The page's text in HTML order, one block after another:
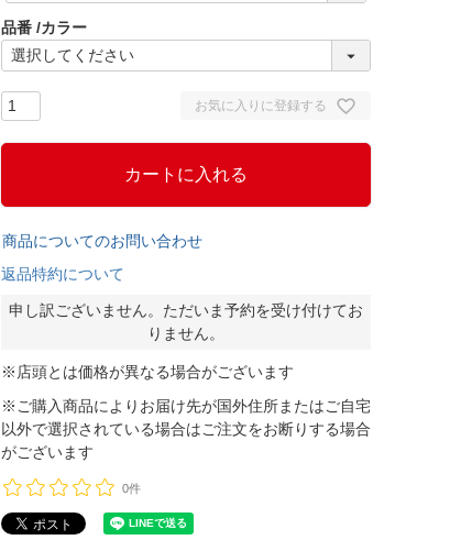
)
品番 カラー
お気に入りに登録する
カートに入れる
商品についてのお問い合わせ
返品特約について
申し訳ございません。ただいま予約を受け付けてお
りません。
※店頭とは価格が異なる場合がございます
※ご購入商品によりお届け先が国外住所またはご自宅
以外で選択されている場合はご注文をお断りする場合
がございます
0件